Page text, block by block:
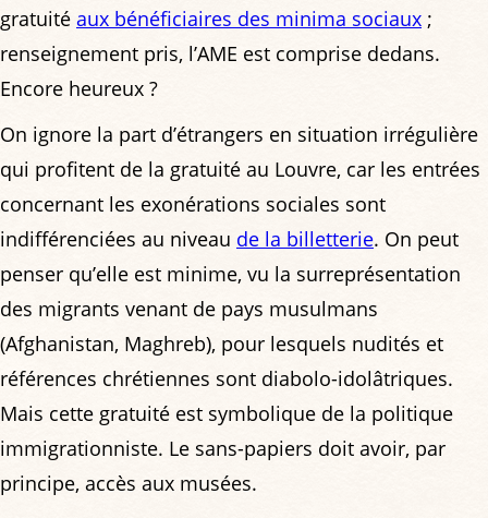
gratuité aux bénéficiaires des minima sociaux ;
renseignement pris, l’AME est comprise dedans.
Encore heureux ?
On ignore la part d’étrangers en situation irrégulière
qui profitent de la gratuité au Louvre, car les entrées
concernant les exonérations sociales sont
indifférenciées au niveau de la billetterie. On peut
penser qu’elle est minime, vu la surreprésentation
des migrants venant de pays musulmans
(Afghanistan, Maghreb), pour lesquels nudités et
références chrétiennes sont diabolo-idolâtriques.
Mais cette gratuité est symbolique de la politique
immigrationniste. Le sans-papiers doit avoir, par
principe, accès aux musées.